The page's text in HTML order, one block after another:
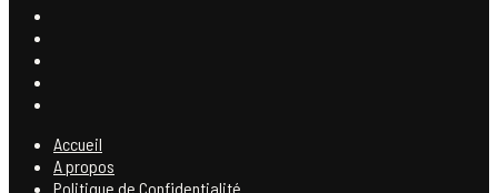
Accueil
A propos
Politique de Confidentialité